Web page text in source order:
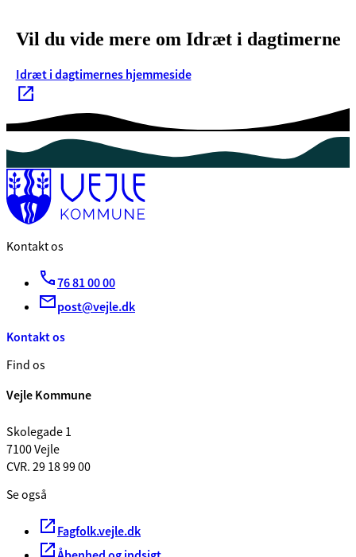
Vil du vide mere om Idræt i dagtimerne
Idræt i dagtimernes hjemmeside
Kontakt os
76 81 00 00
post@vejle.dk
Kontakt os
Find os
Vejle Kommune
Skolegade 1
7100 Vejle
CVR. 29 18 99 00
Se også
Fagfolk.vejle.dk